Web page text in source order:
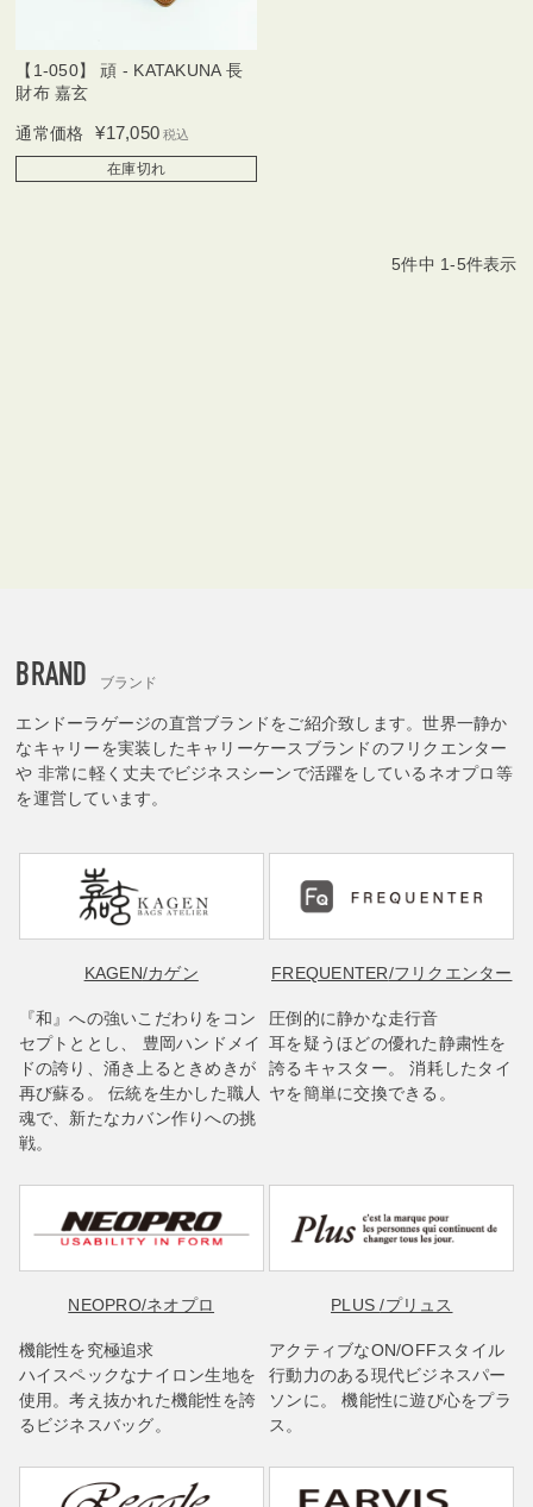
【1-050】 頑 - KATAKUNA 長
財布 嘉玄
通常価格 ¥17,050 税込
在庫切れ
5件中 1-5件表示
BRAND ブランド
エンドーラゲージの直営ブランドをご紹介致します。世界一静か
なキャリーを実装したキャリーケースブランドのフリクエンター
や 非常に軽く丈夫でビジネスシーンで活躍をしているネオプロ等
を運営しています。
KAGEN/カゲン
『和』への強いこだわりをコン
セプトととし、 豊岡ハンドメイ
ドの誇り、涌き上るときめきが
再び蘇る。 伝統を生かした職人
魂で、新たなカバン作りへの挑
戦。
FREQUENTER/フリクエンター
圧倒的に静かな走行音
耳を疑うほどの優れた静粛性を
誇るキャスター。 消耗したタイ
ヤを簡単に交換できる。
NEOPRO/ネオプロ
機能性を究極追求
ハイスペックなナイロン生地を
使用。考え抜かれた機能性を誇
るビジネスバッグ。
PLUS/プリュス
アクティブなON/OFFスタイル
行動力のある現代ビジネスパー
ソンに。 機能性に遊び心をプラ
ス。